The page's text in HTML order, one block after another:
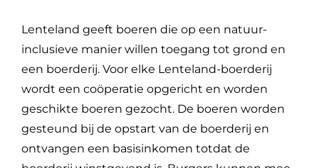
Lenteland geeft boeren die op een natuur-
inclusieve manier willen toegang tot grond en
een boerderij. Voor elke Lenteland-boerderij
wordt een coöperatie opgericht en worden
geschikte boeren gezocht. De boeren worden
gesteund bij de opstart van de boerderij en
ontvangen een basisinkomen totdat de